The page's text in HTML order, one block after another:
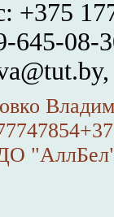
+375
645-08-